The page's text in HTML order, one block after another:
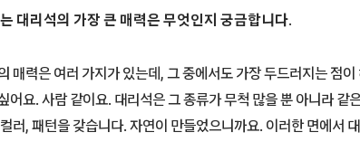
대리석의 가장 큰 매력은 무엇인지 궁금합니다.
매력은 여러 가지가 있는데, 그 중에서도 가장 두드러지는 점
어요. 사람 같이요. 대리석은 그 종류가 무척 많을 뿐 아니라 같
러, 패턴을 갖습니다. 자연이 만들었으니까요. 이러한 면에서